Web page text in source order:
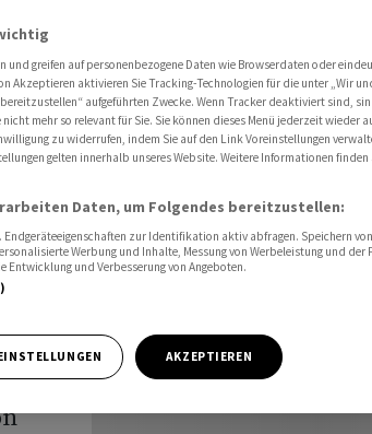
und greifen auf personenbezogene Daten wie Browserdaten oder
Akzeptieren aktivieren Sie Tracking-Technologien für die unter „Wir
aufgeführten Zwecke. Wenn Tracker deaktiviert sind,
mehr so relevant für Sie. Sie können dieses Menü jederzeit wieder
zu widerrufen, indem Sie auf den Link Voreinstellungen
gelten innerhalb unseres Website. Weitere Informationen finden
Daten, um Folgendes bereitzustellen:
zur Identifikation aktiv abfragen. Speichern
Werbung und Inhalte, Messung von Werbeleistung und der
und Verbesserung von Angeboten.
AKZEPTIEREN